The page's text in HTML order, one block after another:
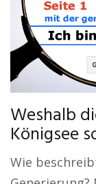
Weshalb
Königsee
Wie